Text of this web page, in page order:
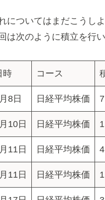
についてはまだこうし
は次のように積立を行い
時 コース
8日 日経平均株価 7
10日 日経平均株価
11日 日経平均株価
11日 日経平均株価 1